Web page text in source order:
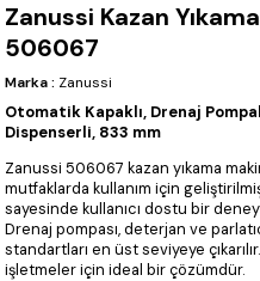
Zanussi Kazan
506067
Marka : Zanussi
Otomatik Kapaklı, Drenaj
Dispenserli, 833 mm
Zanussi 506067 kazan yıkama
mutfaklarda kullanım için
sayesinde kullanıcı dostu bir
Drenaj pompası, deterjan ve
standartları en üst seviyeye
işletmeler için ideal bir çözümdür.